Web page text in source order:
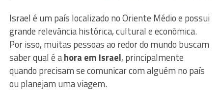
Israel é um país localizado no Oriente Médio e possui
grande relevância histórica, cultural e econômica.
Por isso, muitas pessoas ao redor do mundo buscam
saber qual é ahora em Israel, principalmente
quando precisam se comunicar com alguém no país
ou planejam uma viagem.